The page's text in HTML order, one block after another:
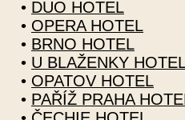
• DUO HOTEL
• OPERA HOTEL
• BRNO HOTEL
• U BLAŽENKY
• OPATOV HOTEL
• PAŘÍŽ PRAHA